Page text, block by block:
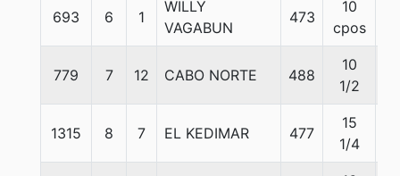
693 6 1
WILLY
VAGABUN
473
10
cpos
779 7 12 CABO NORTE 488
10
1/2
1315 8 7 EL KEDIMAR 477
15
1/4